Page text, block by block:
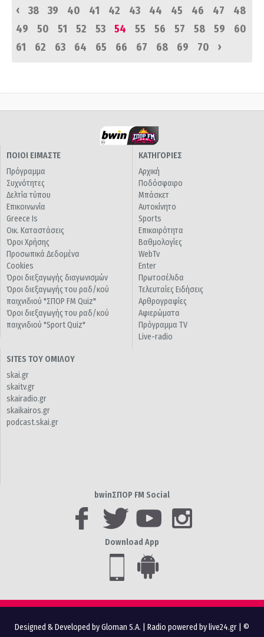
‹
38 39 40 41 42 43 44 45 46 47
48
49
50 51 52 53 54 55 56 57 58 59
60
61
62 63 64 65 66 67 68 69 70 ›
ΠΟΙΟΙ ΕΙΜΑΣΤΕ
Πρόγραμμα
Συχνότητες
Δελτία τύπου
Επικοινωνία
Greece Is
Οικ. Καταστάσεις
Όροι Χρήσης
Προσωπικά Δεδομένα
Cookies
Όροι διεξαγωγής διαγωνισμών
Όροι διεξαγωγής του ραδ/κού
παιχνιδιού "ΣΠΟΡ FM Quiz"
Όροι διεξαγωγής του ραδ/κού
παιχνιδιού "Sport Quiz"
ΚΑΤΗΓΟΡΙΕΣ
Αρχική
Ποδόσφαιρο
Μπάσκετ
Αυτοκίνητο
Sports
Επικαιρότητα
Βαθμολογίες
WebTv
Enter
Πρωτοσέλιδα
Τελευταίες Ειδήσεις
Αρθρογραφίες
Αφιερώματα
Πρόγραμμα TV
Live-radio
SITES ΤΟΥ ΟΜΙΛΟΥ
skai.gr
skaitv.gr
skairadio.gr
skaikairos.gr
podcast.skai.gr
bwinΣΠΟΡ FM Social
Download App
Designed & Developed by Gloman S.A. Radio powered by live24.gr | ©